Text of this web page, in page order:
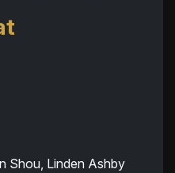
Shou, Linden Ashby